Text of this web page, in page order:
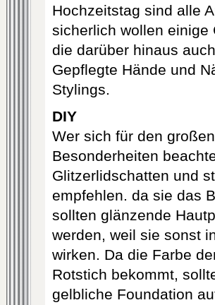
Hochzeitstag sind alle
sicherlich wollen einige
die darüber hinaus
Gepflegte Hände und
Stylings.
DIY
Wer sich für den
Besonderheiten
Glitzerlidschatten und
empfehlen. da sie das
sollten glänzende
werden, weil sie sonst
wirken. Da die Farbe
Rotstich bekommt,
gelbliche Foundation